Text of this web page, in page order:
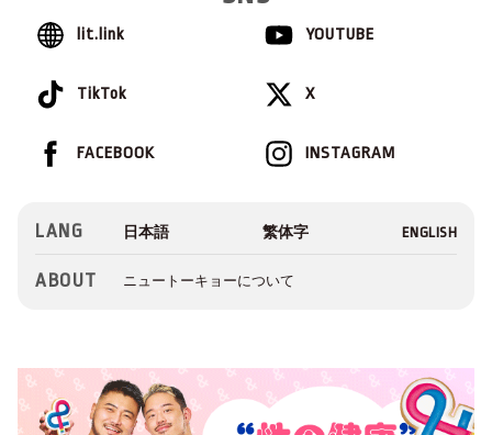
lit.link YOUTUBE
TikTok X
INSTAGRAM
FACEBOOK
LANG
ABOUT ニュートーキョーについて